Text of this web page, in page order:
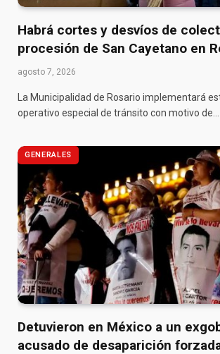
Habrá cortes y desvíos de
procesión de San Cayetano en
agosto 7, 2026
La Municipalidad de Rosario implementará
operativo especial de tránsito con motivo de…
GENERALES
Detuvieron en México a un
acusado de desaparición